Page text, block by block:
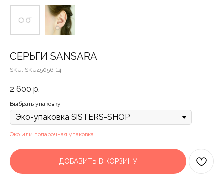
СЕРЬГИ SANSARA
SKU: SKU45056-14
2 600 р.
Выбрать упаковку
Эко или подарочная упаковка
ДОБАВИТЬ В КОРЗИНУ